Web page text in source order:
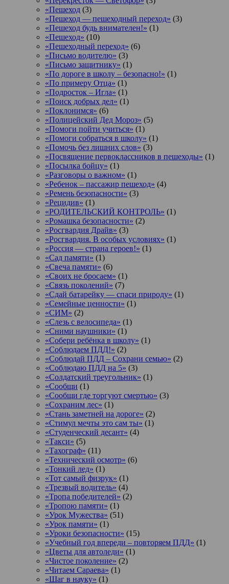
«Пешеход (3)
«Пешеход — пешеходный переход» (3)
«Пешеход будь внимателен!» (1)
«Пешеход» (10)
«Пешеходный переход» (6)
«Письмо водителю» (3)
«Письмо защитнику» (1)
«По дороге в школу – безопасно!» (1)
«По примеру Отца» (1)
«Подросток ‒ Игла» (1)
«Поиск добрых дел» (1)
«Поклонимся» (6)
«Полицейский Дед Мороз» (5)
«Помоги пойти учиться» (1)
«Помоги собраться в школу» (1)
«Помочь без лишних слов» (3)
«Посвящение первоклассников в пешеходы» (1)
«Посылка бойцу» (1)
«Разговоры о важном» (1)
«Ребенок – пассажир пешеход» (4)
«Ремень безопасности» (3)
«Рецидив» (1)
«РОДИТЕЛЬСКИЙ КОНТРОЛЬ» (1)
«Ромашка безопасности» (2)
«Росгвардия Драйв» (3)
«Росгвардия. В особых условиях» (1)
«Россия — страна героев!» (1)
«Сад памяти» (1)
«Свеча памяти» (6)
«Своих не бросаем» (1)
«Связь поколений» (7)
«Сдай батарейку — спаси природу» (1)
«Семейные ценности» (1)
«СИМ» (2)
«Слезь с велосипеда» (1)
«Сними наушники» (1)
«Собери ребёнка в школу» (1)
«Соблюдаем ПДД!» (2)
«Соблюдай ПДД – Сохрани семью» (2)
«Соблюдаю ПДД на 5» (3)
«Солдатский треугольник» (1)
«Сообщи (1)
«Сообщи где торгуют смертью» (3)
«Сохраним лес» (1)
«Стань заметней на дороге» (2)
«Стимул мечты это сам ты» (1)
«Студенческий десант» (4)
«Такси» (5)
«Тахограф» (11)
«Технический осмотр» (6)
«Тонкий лед» (1)
«Тот самый физрук» (1)
«Трезвый водитель» (4)
«Тропа победителей» (2)
«Тропою памяти» (1)
«Урок Мужества» (51)
«Урок памяти» (1)
«Уроки безопасности» (15)
«Учебный год впереди – повторяем ПДД» (1)
«Цветы для автоледи» (1)
«Чистое поколение» (2)
«Читаем Сараева» (1)
«Шаг в науку» (1)